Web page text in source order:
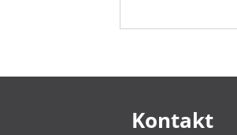
Kontakt